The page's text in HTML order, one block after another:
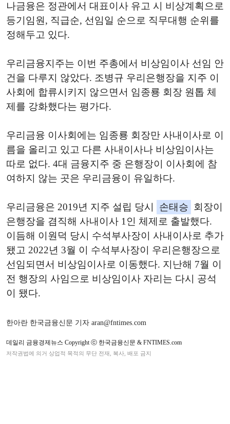
나금융은 정관에서 대표이사 유고 시 비상계획으로
등기임원, 직급순, 선임일 순으로 직무대행 순위를
정해두고 있다.
우리금융지주는 이번 주총에서 비상임이사 선임 안
건을 다루지 않았다. 조병규 우리은행장을 지주 이
사회에 합류시키지 않으면서 임종룡 회장 원톱 체
제를 강화했다는 평가다.
우리금융 이사회에는 임종룡 회장만 사내이사로 이
름을 올리고 있고 다른 사내이사나 비상임이사는
따로 없다. 4대 금융지주 중 은행장이 이사회에 참
여하지 않는 곳은 우리금융이 유일하다.
우리금융은 2019년 지주 설립 당시 손태승 회장이
은행장을 겸직해 사내이사 1인 체제로 출발했다.
이듬해 이원덕 당시 수석부사장이 사내이사로 추가
됐고 2022년 3월 이 수석부사장이 우리은행장으로
선임되면서 비상임이사로 이동했다. 지난해 7월 이
전 행장의 사임으로 비상임이사 자리는 다시 공석
이 됐다.
한아란 한국금융신문 기자 aran@fntimes.com
데일리 금융경제뉴스 Copyright ⓒ 한국금융신문 & FNTIMES.com
저작권법에 의거 상업적 목적의 무단 전재, 복사, 배포 금지